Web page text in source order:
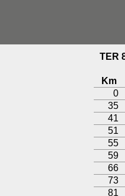
TER
Km
0
35
41
51
55
59
66
73
81